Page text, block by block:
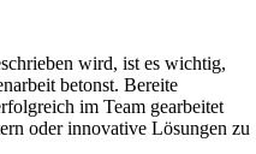
wird, ist es wichtig,
betonst. Bereite
im Team gearbeitet
oder innovative Lösungen zu